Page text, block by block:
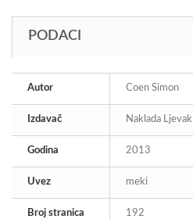
PODACI
Autor Coen Simon
Izdavač Naklada Ljevak
Godina 2013
Uvez meki
Broj stranica 192